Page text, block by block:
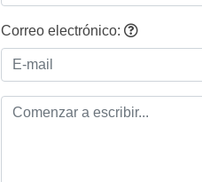
Correo electrónico: